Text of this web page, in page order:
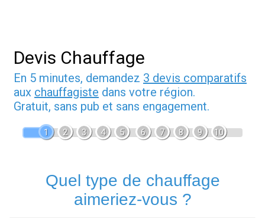
Devis Chauffage
En 5 minutes, demandez 3 devis comparatifs
aux chauffagiste dans votre région.
Gratuit, sans pub et sans engagement.
1 2 3 4 5 6 7 8 9 10
Quel type de chauffage
aimeriez-vous ?